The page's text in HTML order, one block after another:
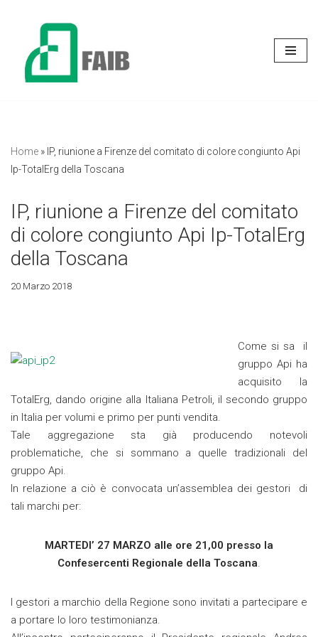
contenuto
Home » IP, riunione a Firenze del comitato di colore congiunto Api
Ip-TotalErg della Toscana
IP, riunione a Firenze del comitato
di colore congiunto Api Ip-TotalErg
della Toscana
20 Marzo 2018
Come si sa il
gruppo Api ha
acquisito la
TotalErg, dando origine alla Italiana Petroli, il secondo gruppo
in Italia per volumi e primo per punti vendita.
Tale aggregazione sta già producendo notevoli
problematiche, che si sommano a quelle tradizionali del
gruppo Api.
In relazione a ciò è convocata un’assemblea dei gestori di
tali marchi per:
MARTEDI’ 27 MARZO alle ore 21,00 presso la
Confesercenti Regionale della Toscana.
I gestori a marchio della Regione sono invitati a partecipare e
a portare lo loro testimonianza.